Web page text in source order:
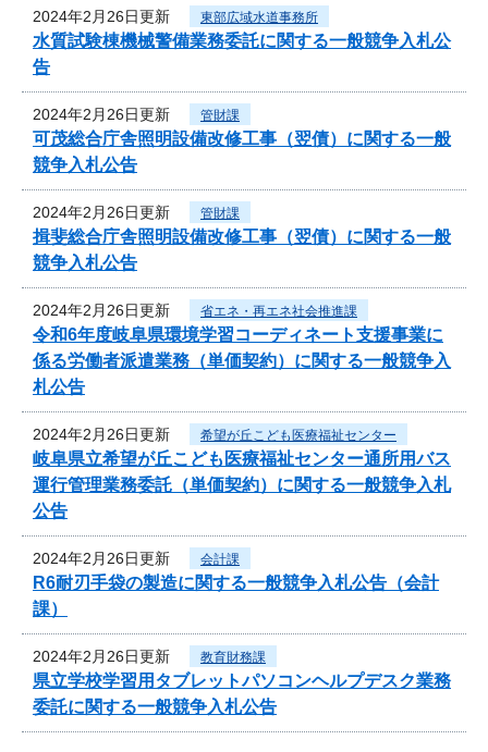
2024年2月26日更新 東部広域水道事務所
水質試験棟機械警備業務委託に関する一般競争入札公
告
2024年2月26日更新 管財課
可茂総合庁舎照明設備改修工事（翌債）に関する一般
競争入札公告
2024年2月26日更新 管財課
揖斐総合庁舎照明設備改修工事（翌債）に関する一般
競争入札公告
2024年2月26日更新 省エネ・再エネ社会推進課
令和6年度岐阜県環境学習コーディネート支援事業に
係る労働者派遣業務（単価契約）に関する一般競争入
札公告
2024年2月26日更新 希望が丘こども医療福祉センター
岐阜県立希望が丘こども医療福祉センター通所用バス
運行管理業務委託（単価契約）に関する一般競争入札
公告
2024年2月26日更新 会計課
R6耐刃手袋の製造に関する一般競争入札公告（会計
課）
2024年2月26日更新 教育財務課
県立学校学習用タブレットパソコンヘルプデスク業務
委託に関する一般競争入札公告